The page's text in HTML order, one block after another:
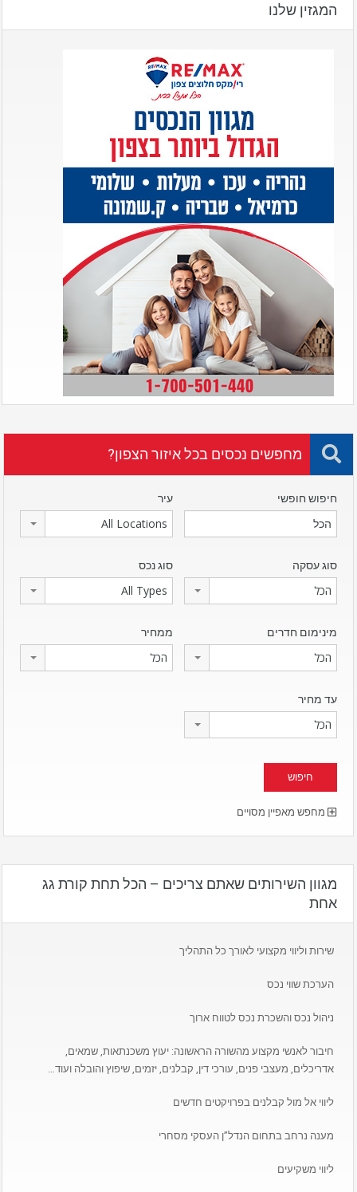
המגזין שלנו
מחפשים נכסים בכל איזור הצפון?
חיפוש חופשי עיר
All Locations
סוג עסקה
הכל
סוג נכס
All Types
מינימום חדרים
הכל
ממחיר
הכל
עד מחיר
הכל
מחפש מאפיין מסויים
מגוון השירותים שאתם צריכים – הכל תחת קורת גג
אחת
שירות וליווי מקצועי לאורך כל התהליך
הערכת שווי נכס
ניהול נכס והשכרת נכס לטווח ארוך
חיבור לאנשי מקצוע מהשורה הראשונה: יעוץ משכנתאות, שמאים,
אדריכלים, מעצבי פנים, עורכי דין, קבלנים, יזמים, שיפוץ והובלה ועוד…
ליווי אל מול קבלנים בפרויקטים חדשים
מענה נרחב בתחום הנדל”ן העסקי מסחרי
ליווי משקיעים